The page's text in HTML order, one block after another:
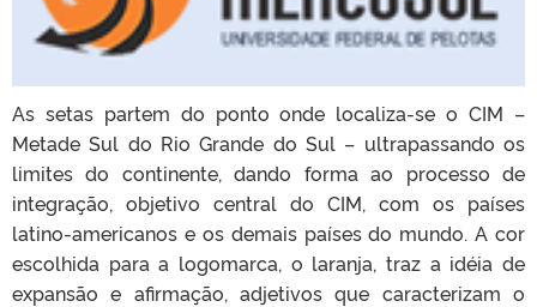
As setas partem do ponto onde localiza-se o CIM –
Metade Sul do Rio Grande do Sul – ultrapassando os
limites do continente, dando forma ao processo de
integração, objetivo central do CIM, com os países
latino-americanos e os demais países do mundo. A cor
escolhida para a logomarca, o laranja, traz a idéia de
expansão e afirmação, adjetivos que caracterizam o